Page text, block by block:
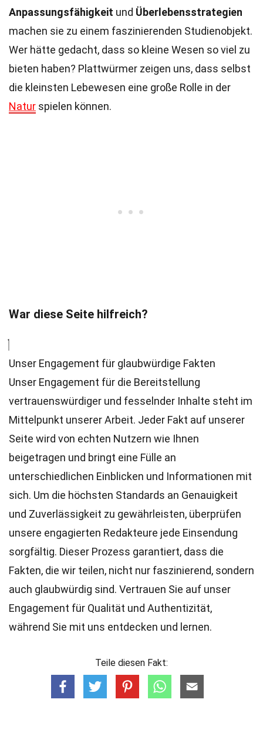
Anpassungsfähigkeit und Überlebensstrategien
machen sie zu einem faszinierenden Studienobjekt.
Wer hätte gedacht, dass so kleine Wesen so viel zu
bieten haben? Plattwürmer zeigen uns, dass selbst
die kleinsten Lebewesen eine große Rolle in der
Natur spielen können.
War diese Seite hilfreich?
Unser Engagement für glaubwürdige Fakten
Unser Engagement für die Bereitstellung
vertrauenswürdiger und fesselnder Inhalte steht im
Mittelpunkt unserer Arbeit. Jeder Fakt auf unserer
Seite wird von echten Nutzern wie Ihnen
beigetragen und bringt eine Fülle an
unterschiedlichen Einblicken und Informationen mit
sich. Um die höchsten Standards an Genauigkeit
und Zuverlässigkeit zu gewährleisten, überprüfen
unsere engagierten Redakteure jede Einsendung
sorgfältig. Dieser Prozess garantiert, dass die
Fakten, die wir teilen, nicht nur faszinierend, sondern
auch glaubwürdig sind. Vertrauen Sie auf unser
Engagement für Qualität und Authentizität,
während Sie mit uns entdecken und lernen.
Teile diesen Fakt: